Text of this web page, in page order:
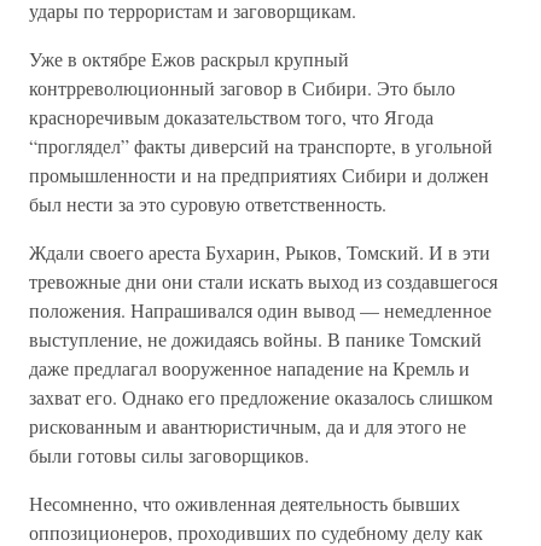
удары по террористам и заговорщикам.
Уже в октябре Ежов раскрыл крупный
контрреволюционный заговор в Сибири. Это было
красноречивым доказательством того, что Ягода
“проглядел” факты диверсий на транспорте, в угольной
промышленности и на предприятиях Сибири и должен
был нести за это суровую ответственность.
Ждали своего ареста Бухарин, Рыков, Томский. И в эти
тревожные дни они стали искать выход из создавшегося
положения. Напрашивался один вывод — немедленное
выступление, не дожидаясь войны. В панике Томский
даже предлагал вооруженное нападение на Кремль и
захват его. Однако его предложение оказалось слишком
рискованным и авантюристичным, да и для этого не
были готовы силы заговорщиков.
Несомненно, что оживленная деятельность бывших
оппозиционеров, проходивших по судебному делу как